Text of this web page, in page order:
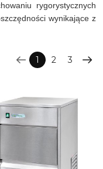
rygorystycznych
wynikające z
1 2 3